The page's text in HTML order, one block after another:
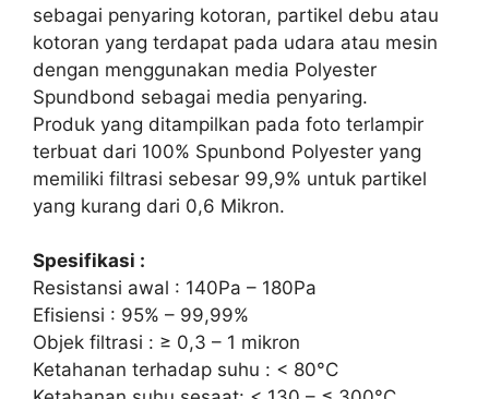
sebagai penyaring kotoran, partikel debu atau
kotoran yang terdapat pada udara atau mesin
dengan menggunakan media Polyester
Spundbond sebagai media penyaring.
Produk yang ditampilkan pada foto terlampir
terbuat dari 100% Spunbond Polyester yang
memiliki filtrasi sebesar 99,9% untuk partikel
yang kurang dari 0,6 Mikron.
Spesifikasi :
Resistansi awal : 140Pa – 180Pa
Efisiensi : 95% – 99,99%
Objek filtrasi : ≥ 0,3 – 1 mikron
Ketahanan terhadap suhu : < 80°C